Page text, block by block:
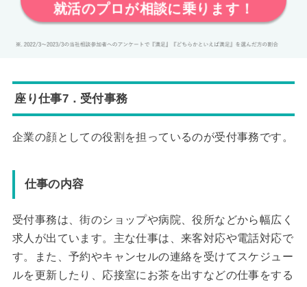
就活のプロが相談に乗ります！
座り仕事7．受付事務
企業の顔としての役割を担っているのが受付事務です。
仕事の内容
受付事務は、街のショップや病院、役所などから幅広く
求人が出ています。主な仕事は、来客対応や電話対応で
す。また、予約やキャンセルの連絡を受けてスケジュー
ルを更新したり、応接室にお茶を出すなどの仕事をする